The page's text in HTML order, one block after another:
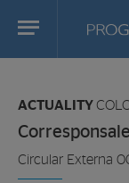
are
in:
ACTUALITY
Circular Externa